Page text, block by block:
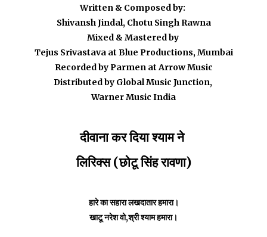
Written & Composed by:
Shivansh Jindal, Chotu Singh Rawna
Mixed & Mastered by
Tejus Srivastava at Blue Productions, Mumbai
Recorded by Parmen at Arrow Music
Distributed by Global Music Junction,
Warner Music India
दीवाना कर दिया श्याम ने
लिरिक्स(छोटू सिंह रावणा)
हारे का सहारा लखदातार हमारा।
खाटू नरेश वो,श्री श्याम हमारा।